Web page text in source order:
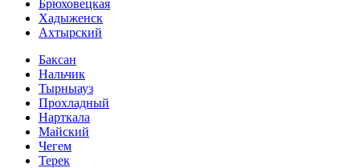
Брюховецкая
Хадыженск
Ахтырский
Баксан
Нальчик
Тырныауз
Прохладный
Нарткала
Майский
Чегем
Терек